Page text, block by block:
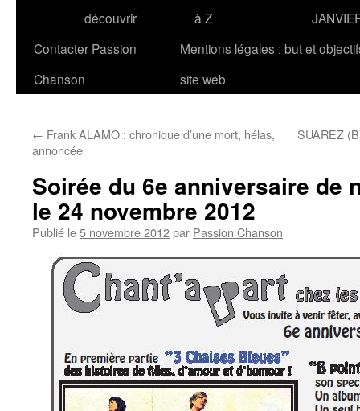
découvrir
à Z
Contacter Passion
Chanson
Mentions légales : but et
site web
← Frank ALAMO : chronique d’une mort, hélas,
annoncée
SUAREZ
Soirée du 6e anniversaire de
le 24 novembre 2012
Publié le5 novembre 2012par Passion Chanson